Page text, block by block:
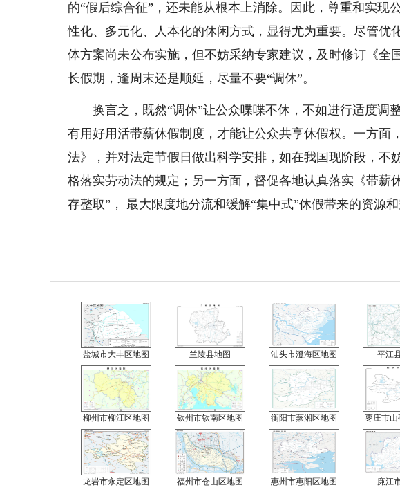
的“假后综合征”，还未能从根本上消除。因此，尊重和实现
性化、多元化、人本化的休闲方式，显得尤为重要。尽管优
体方案尚未公布实施，但不妨采纳专家建议，及时修订《全
长假期，逢周末还是顺延，尽量不要“调休”。
换言之，既然“调休”让公众喋喋不休，不如进行适度调
有用好用活带薪休假制度，才能让公众共享休假权。一方面
法》，并对法定节假日做出科学安排，如在我国现阶段，不
格落实劳动法的规定；另一方面，督促各地认真落实《带薪
存整取”， 最大限度地分流和缓解“集中式”休假带来的资源
盐城市大丰区地图 兰陵县地图 汕头市澄海区地图 平江
柳州市柳江区地图 钦州市钦南区地图 衡阳市蒸湘区地图 枣庄市山
龙岩市永定区地图 福州市仓山区地图 惠州市惠阳区地图 廉江